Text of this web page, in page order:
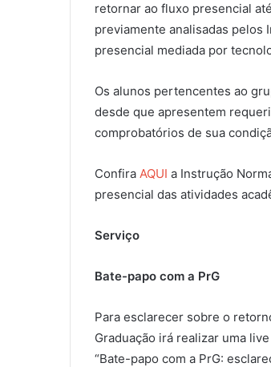
retornar ao fluxo presencial
previamente analisadas pelos
presencial mediada por
Os alunos pertencentes ao
desde que apresentem
comprobatórios de sua
Confira AQUI a Instrução
presencial das atividades
Serviço
Bate-papo com a PrG
Para esclarecer sobre o
Graduação irá realizar uma
“Bate-papo com a PrG: